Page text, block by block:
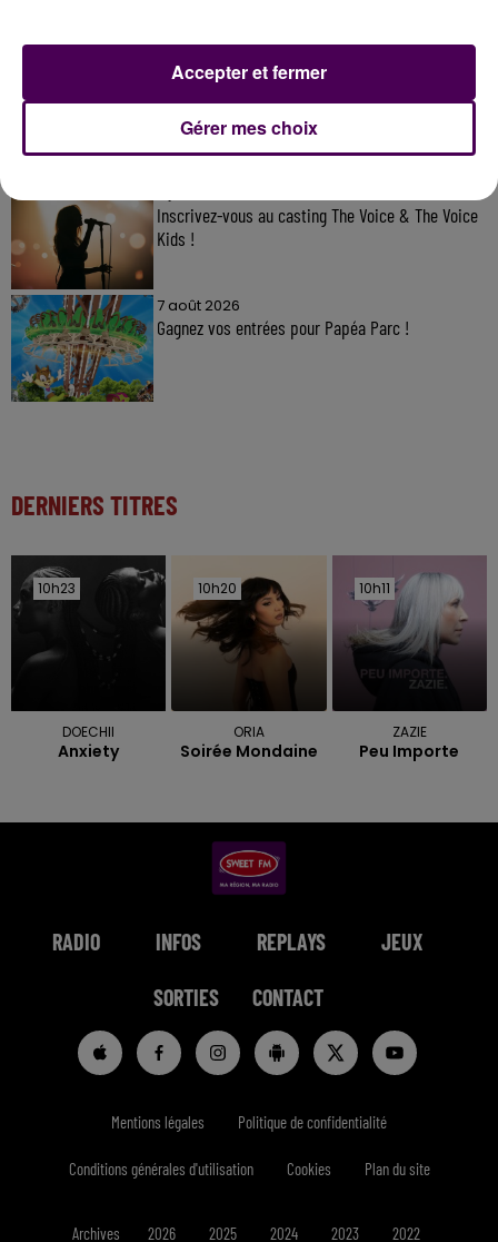
7 août 2026
Gagnez vos pass pour le V and B Fest' 2026 !
Inscrivez-vous au casting The Voice & The Voice
Kids !
7 août 2026
Gagnez vos entrées pour Papéa Parc !
DERNIERS TITRES
10h23
10h23
DOECHII
Anxiety
10h20
10h20
ORIA
Soirée Mondaine
10h11
10h11
ZAZIE
Peu Importe
RADIO INFOS REPLAYS JEUX
SORTIES CONTACT
Mentions légales Politique de confidentialité
Conditions générales d'utilisation Cookies Plan du site
Archives 2026 2025 2024 2023 2022
Gérer mes choix
Accepter et fermer